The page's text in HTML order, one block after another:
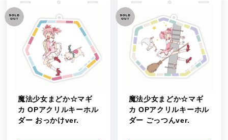
魔法少女まどか☆マギ
カ OPアクリルキーホル
ダー おっかけver.
魔法少女まどか☆マギ
カ OPアクリルキーホル
ダー ごっつんver.